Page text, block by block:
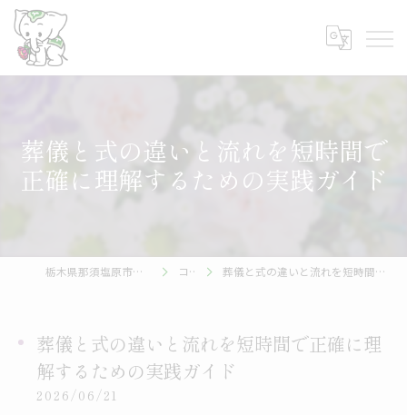
葬儀と式の違いと流れを短時間で
正確に理解するための実践ガイド
栃木県那須塩原市の葬儀なら帝都株式会社 コラム 葬儀と式の違いと流れを短時間で正確に理解するための実践ガイド
葬儀と式の違いと流れを短時間で正確に理
解するための実践ガイド
2026/06/21